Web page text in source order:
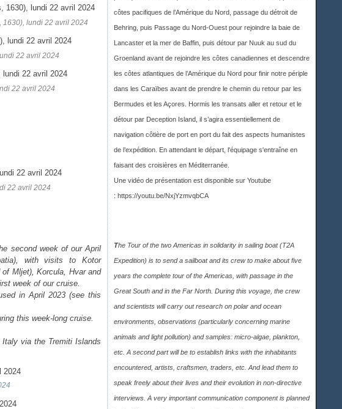
1630), lundi 22 avril 2024
22 avril 2024
22 avril 2024
22 avril 2024
second week of our April
with visits to Kotor
Mljet), Korcula, Hvar and
week of our cruise.
in April 2023 (see this
this week-long cruise.
via the Tremiti Islands
côtes pacifiques de l’Amérique du Nord, passage du détroit de
Behring, puis Passage du Nord-Ouest pour rejoindre la baie de
Lancaster et la mer de Baffin, puis détour par Nuuk au sud du
Groenland avant de rejoindre les côtes canadiennes et descendre
les côtes atlantiques de l’Amérique du Nord pour finir notre périple
dans les Caraïbes avant de prendre le chemin du retour par les
Bermudes et les Açores. Hormis les transats aller et retour et le
détour par Deception Island, il s’agira essentiellement de
navigation côtière de port en port du fait des aspects humanistes
de l’expédition. En attendant le départ, l'équipage s'entraîne en
faisant des croisières en Méditerranée.
Une vidéo de présentation est disponible sur Youtube
: https://youtu.be/NxjYzmvqbCA
The Tour of the two Americas in solidarity in sailing boat (T2A
Expedition) is to send a sailboat and its crew to make about five
years the complete tour of the Americas, with passage in the
Great South and in the Far North. During this voyage, the crew
and scientists will carry out research on polar and ocean
environments, observations (particularly concerning marine
animals and light pollution) and samples: micro-algae, plankton,
etc. A second part will be to establish links with the inhabitants
encountered, artists, craftsmen, traders, etc. And lead them to
speak freely about their lives and their evolution in non-directive
interviews. A very important communication component is planned